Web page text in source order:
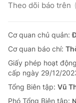
Theo dõi báo trên
Cơ quan chủ quản:
Cơ quan báo chí:
Giấy phép hoạt
cấp ngày 29/12/
Tổng Biên tập: Vũ
Phó Tổng Biên tập: